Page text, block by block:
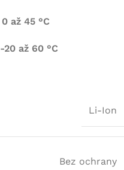
0 až 45 °C
-20 až 60 °C
Li-Ion
Bez ochrany